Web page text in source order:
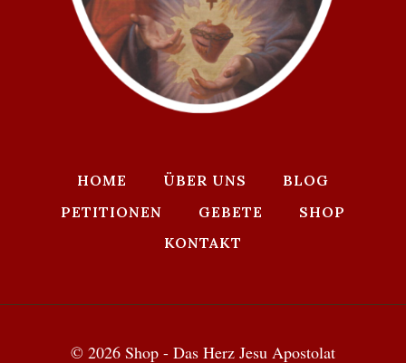
HOME ÜBER UNS
BLOG
PETITIONEN
GEBETE
SHOP
KONTAKT
© 2026 Shop - Das Herz Jesu Apostolat